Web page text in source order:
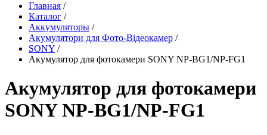
Главная /
Каталог /
Аккумуляторы /
Акумулятори для Фото-Відеокамер /
SONY /
Акумулятор для фотокамери SONY NP-BG1/NP-FG1
Акумулятор для фотокамери
SONY NP-BG1/NP-FG1